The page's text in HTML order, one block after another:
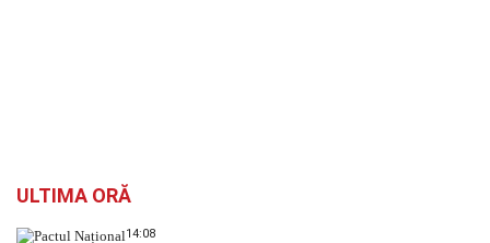
ULTIMA ORĂ
14:08